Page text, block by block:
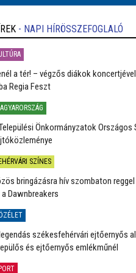
- NAPI HÍRÖSSZEFOGLALÓ
a tér! – végzős diákok
Regia Feszt
Önkormányzatok Országos
SZÍNES
bringázásra hív szombaton
Dawnbreakers
székesfehérvári ejtőernyős
és ejtőernyős emlékműnél